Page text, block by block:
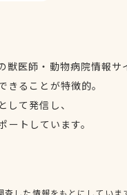
医師・動物病院情報サ
ることが特徴的。
て発信し、
トしています。
した情報をもとにしていま